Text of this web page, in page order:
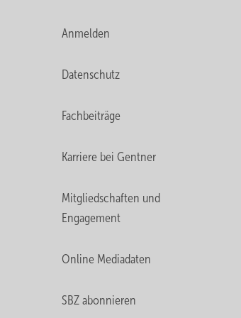
Anmelden
Datenschutz
Fachbeiträge
Karriere bei Gentner
Mitgliedschaften und
Engagement
Online Mediadaten
SBZ abonnieren